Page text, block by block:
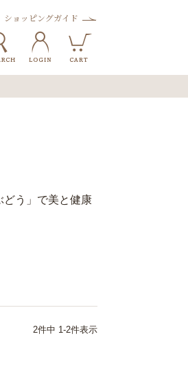
ショッピングガイド
どう」で美と健康
2件中 1-2件表示